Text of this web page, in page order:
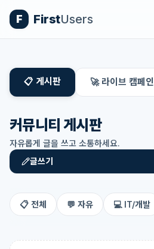
F FirstUsers
📋 게시판 🚀 라이브 캠페인
커뮤니티 게시판
자유롭게 글을 쓰고 소통하세요.
글쓰기
📋 전체 💬 자유 💻 IT/개발